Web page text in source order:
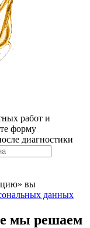
работ и
форму
диагностики
вы
данных
мы решаем